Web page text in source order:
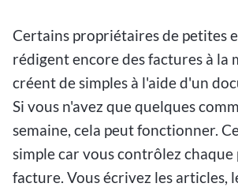
Certains propriétaires de petites
rédigent encore des factures à la
créent de simples à l'aide d'un
Si vous n'avez que quelques
semaine, cela peut fonctionner.
simple car vous contrôlez chaque
facture. Vous écrivez les articles,